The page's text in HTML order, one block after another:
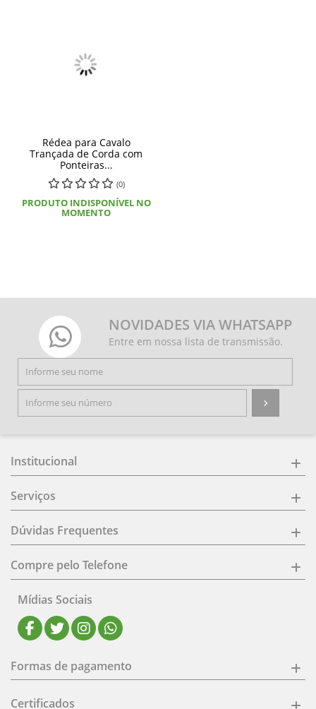
Rédea para Cavalo
Trançada de Corda com
Ponteiras...
(0)
PRODUTO INDISPONÍVEL NO
MOMENTO
NOVIDADES VIA WHATSAPP
Entre em nossa lista de transmissão.
Institucional
Serviços
Dúvidas Frequentes
Compre pelo Telefone
Mídias Sociais
Formas de pagamento
Certificados